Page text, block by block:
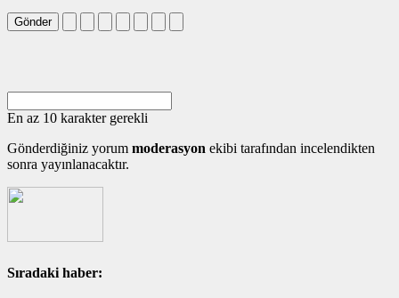
Gönder
En az 10 karakter gerekli
Gönderdiğiniz yorum moderasyon ekibi tarafından incelendikten
sonra yayınlanacaktır.
Sıradaki haber: